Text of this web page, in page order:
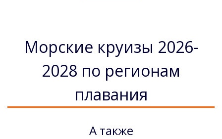
Морские круизы 2026-
2028 по регионам
плавания
А также